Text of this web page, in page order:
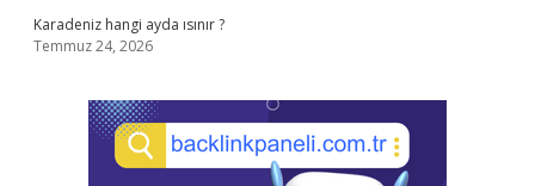
Karadeniz hangi ayda ısınır ?
Temmuz 24, 2026